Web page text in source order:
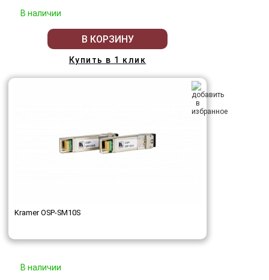
В наличии
В КОРЗИНУ
Купить в 1 клик
Kramer OSP-SM10S
В наличии